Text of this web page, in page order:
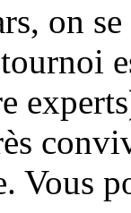
on
Vous